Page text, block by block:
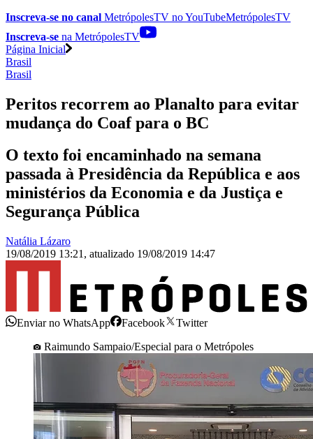
Inscreva-se no canal MetrópolesTV noYouTubeMetrópolesTV
Inscreva-se na MetrópolesTV
Página Inicial
Brasil
Brasil
Peritos recorrem ao Planalto para evitar
mudança do Coaf para o BC
O texto foi encaminhado na semana
passada à Presidência da República e aos
ministérios da Economia e da Justiça e
Segurança Pública
Natália Lázaro
19/08/2019 13:21 , atualizado 19/08/2019 14:47
Enviar no WhatsApp Facebook
Twitter
Raimundo Sampaio/Especial para o Metrópoles